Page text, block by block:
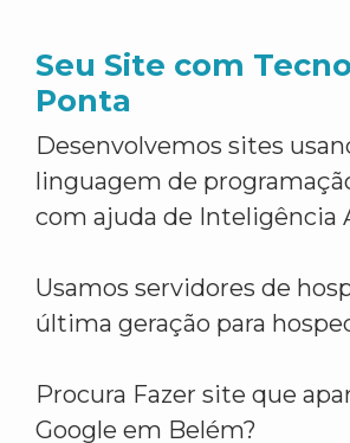
Seu Site com
Ponta
Desenvolvemos sites
linguagem de
com ajuda de Inteligência
Usamos servidores de
última geração para
Procura Fazer site que
Google em Belém?